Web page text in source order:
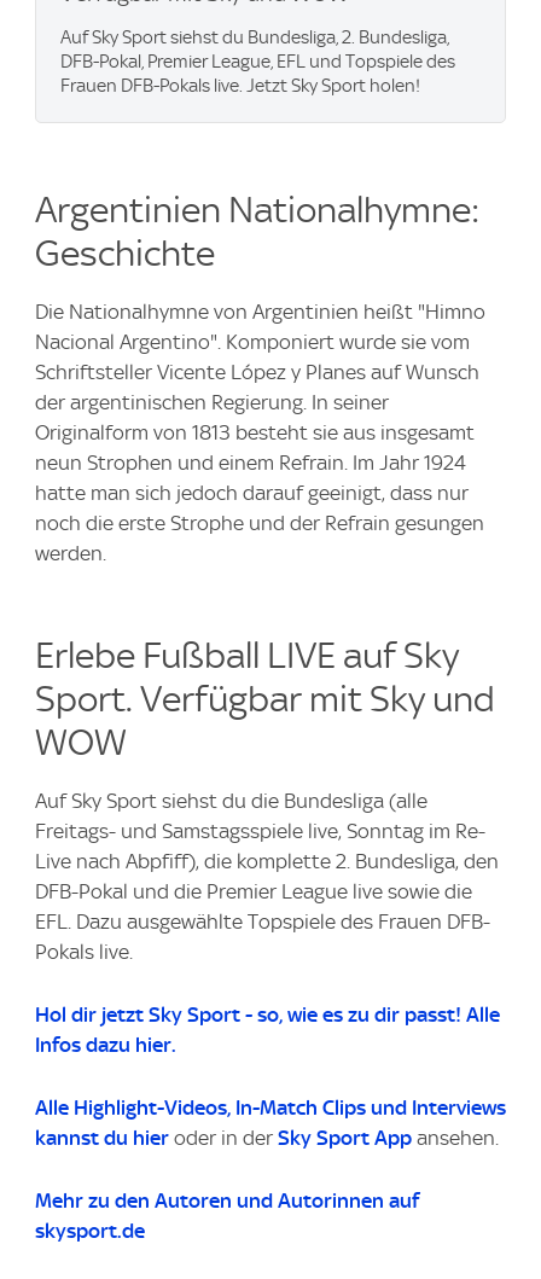
Auf Sky Sport siehst du Bundesliga, 2. Bundesliga,
DFB-Pokal, Premier League, EFL und Topspiele des
Frauen DFB-Pokals live. Jetzt Sky Sport holen!
Argentinien Nationalhymne:
Geschichte
Die Nationalhymne von Argentinien heißt "Himno
Nacional Argentino". Komponiert wurde sie vom
Schriftsteller Vicente López y Planes auf Wunsch
der argentinischen Regierung. In seiner
Originalform von 1813 besteht sie aus insgesamt
neun Strophen und einem Refrain. Im Jahr 1924
hatte man sich jedoch darauf geeinigt, dass nur
noch die erste Strophe und der Refrain gesungen
werden.
Erlebe Fußball LIVE auf Sky
Sport. Verfügbar mit Sky und
WOW
Auf Sky Sport siehst du die Bundesliga (alle
Freitags- und Samstagsspiele live, Sonntag im Re-
Live nach Abpfiff), die komplette 2. Bundesliga, den
DFB-Pokal und die Premier League live sowie die
EFL. Dazu ausgewählte Topspiele des Frauen DFB-
Pokals live.
Hol dir jetzt Sky Sport - so, wie es zu dir passt! Alle
Infos dazu hier.
Alle Highlight-Videos, In-Match Clips und Interviews
kannst du hier oder in der Sky Sport App ansehen.
Mehr zu den Autoren und Autorinnen auf
skysport.de